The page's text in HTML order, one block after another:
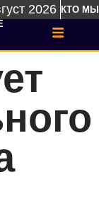
2026 КТО МЫ